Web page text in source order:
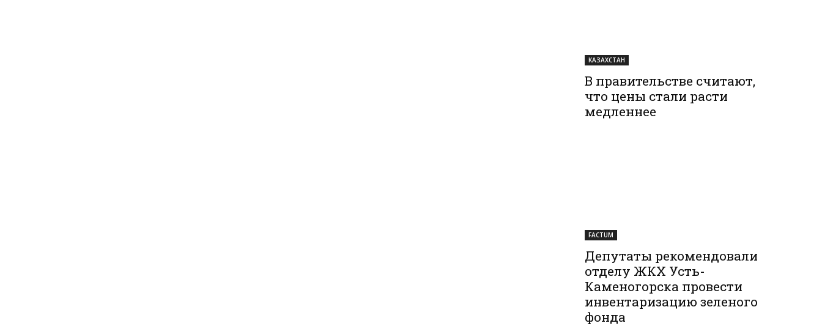
КАЗАХСТАН
В правительстве считают,
что цены стали расти
медленнее
FACTUM
Депутаты рекомендовали
отделу ЖКХ Усть-
Каменогорска провести
инвентаризацию зеленого
фонда